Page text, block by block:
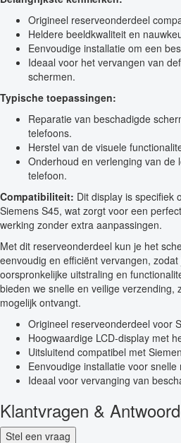
Origineel reserveonderdeel
Heldere beeldkwaliteit en
Eenvoudige installatie om een
Ideaal voor het vervangen van
schermen.
Typische toepassingen:
Reparatie van beschadigde
telefoons.
Herstel van de visuele
Onderhoud en verlenging van de
telefoon.
Compatibiliteit: Dit display is specifiek
Siemens S45, wat zorgt voor een
werking zonder extra aanpassingen.
Met dit reserveonderdeel kun je het
eenvoudig en efficiënt vervangen,
oorspronkelijke uitstraling en
bieden we snelle en veilige verzending,
mogelijk ontvangt.
Origineel reserveonderdeel voor
Hoogwaardige LCD-display met
Uitsluitend compatibel met
Eenvoudige installatie voor snelle
Ideaal voor vervanging van
Klantvragen &
Stel een vraag